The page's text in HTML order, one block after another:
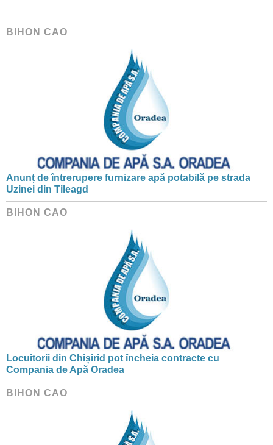
BIHON CAO
Anunț de întrerupere furnizare apă potabilă pe strada
Uzinei din Tileagd
BIHON CAO
Locuitorii din Chișirid pot încheia contracte cu
Compania de Apă Oradea
BIHON CAO